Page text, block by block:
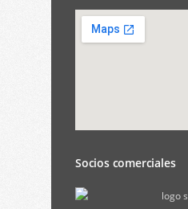
Socios comerciales